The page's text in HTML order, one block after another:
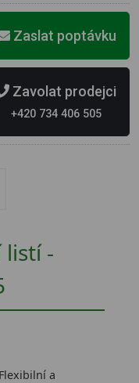
Zaslat poptávku
Zavolat prodejci
+420 734 406 505
listí -
Flexibilní a